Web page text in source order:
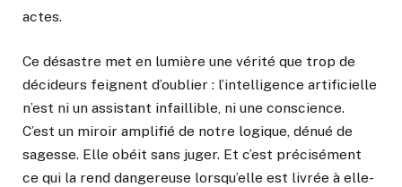
actes.
Ce désastre met en lumière une vérité que trop de
décideurs feignent d’oublier : l’intelligence artificielle
n’est ni un assistant infaillible, ni une conscience.
C’est un miroir amplifié de notre logique, dénué de
sagesse. Elle obéit sans juger. Et c’est précisément
ce qui la rend dangereuse lorsqu’elle est livrée à elle-